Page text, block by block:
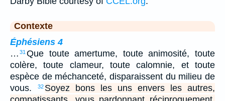
Contexte
Éphésiens 4
… 31 Que toute amertume, toute animosité, toute
colère, toute clameur, toute calomnie, et toute
espèce de méchanceté, disparaissent du milieu de
vous.
32 Soyez bons les uns envers les autres,